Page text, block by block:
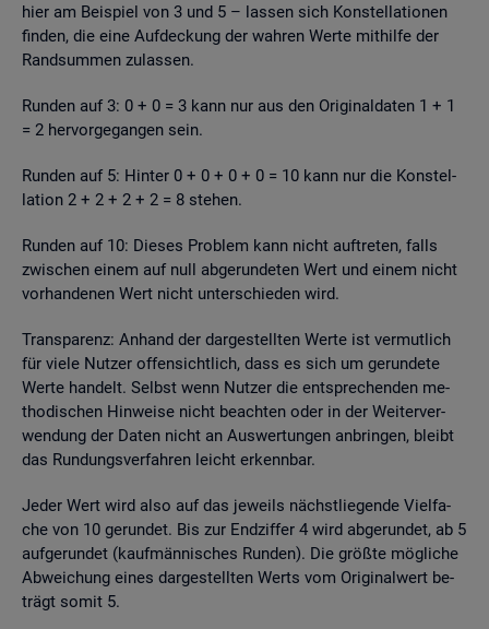
hier am Bei­spiel von 3 und 5 – las­sen sich Kon­stel­la­tio­nen
fin­den, die eine Auf­de­ckung der wah­ren Werte mit­hil­fe der
Rand­sum­men zu­las­sen.
Run­den auf 3: 0 + 0 = 3 kann nur aus den Ori­gi­nal­da­ten 1 + 1
= 2 her­vor­ge­gan­gen sein.
Run­den auf 5: Hin­ter 0 + 0 + 0 + 0 = 10 kann nur die Kon­stel­
la­ti­on 2 + 2 + 2 + 2 = 8 ste­hen.
Run­den auf 10: Die­ses Pro­blem kann nicht auf­tre­ten, falls
zwi­schen einem auf null ab­ge­run­de­ten Wert und einem nicht
vor­han­de­nen Wert nicht un­ter­schie­den wird.
Trans­pa­renz: An­hand der dar­ge­stell­ten Werte ist ver­mut­lich
für viele Nut­zer of­fen­sicht­lich, dass es sich um ge­run­de­te
Werte han­delt. Selbst wenn Nut­zer die ent­spre­chen­den me­
tho­di­schen Hin­wei­se nicht be­ach­ten oder in der Wei­ter­ver­
wen­dung der Daten nicht an Aus­wer­tun­gen an­brin­gen, bleibt
das Run­dungs­ver­fah­ren leicht er­kenn­bar.
Jeder Wert wird also auf das je­weils nächst­lie­gen­de Viel­fa­
che von 10 ge­run­det. Bis zur End­zif­fer 4 wird ab­ge­run­det, ab 5
auf­ge­run­det (kauf­män­ni­sches Run­den). Die grö­ß­te mög­li­che
Ab­wei­chung eines dar­ge­stell­ten Werts vom Ori­gi­nal­wert be­
trägt somit 5.